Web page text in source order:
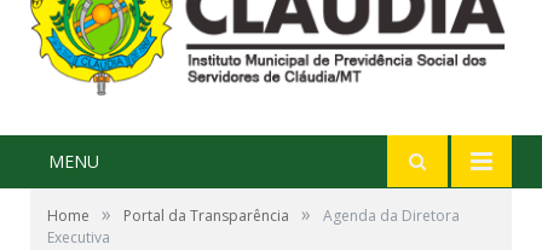
MENU
Home » Portal da Transparência »
Agenda da Diretora
Executiva